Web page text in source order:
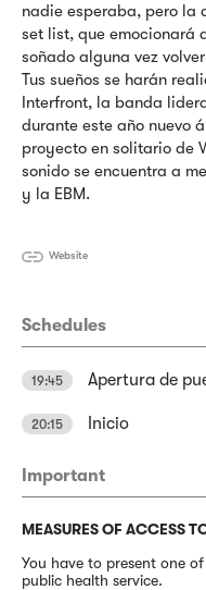
nadie esperaba, pero la
set list, que emocionará
soñado alguna vez
Tus sueños se harán
Interfront, la banda
durante este año nuevo
proyecto en solitario de
sonido se encuentra a
y la EBM.
Website
Schedules
19:45 Apertura de
20:15 Inicio
Important
MEASURES OF ACCESS
You have to present one
public health service.